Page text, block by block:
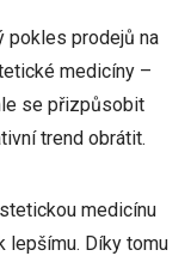
pokles prodejů na
medicíny –
se přizpůsobit
trend obrátit.
medicínu
lepšímu. Díky tomu